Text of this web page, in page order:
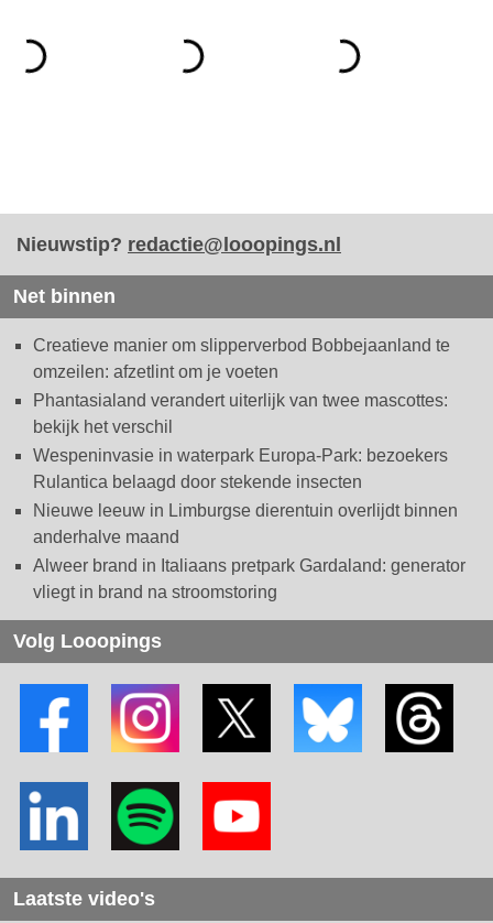
Nieuwstip? redactie@looopings.nl
Net binnen
Creatieve manier om slipperverbod Bobbejaanland te
omzeilen: afzetlint om je voeten
Phantasialand verandert uiterlijk van twee mascottes:
bekijk het verschil
Wespeninvasie in waterpark Europa-Park: bezoekers
Rulantica belaagd door stekende insecten
Nieuwe leeuw in Limburgse dierentuin overlijdt binnen
anderhalve maand
Alweer brand in Italiaans pretpark Gardaland: generator
vliegt in brand na stroomstoring
Volg Looopings
Laatste video's